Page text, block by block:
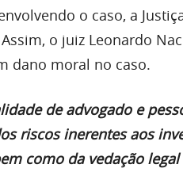
o caso, a
o juiz Leonardo
dano moral no caso.
de advogado e
riscos inerentes aos
como da vedação